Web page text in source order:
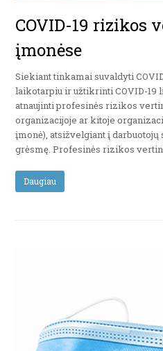
COVID-19 rizikos
įmonėse
Siekiant tinkamai suvaldyti
laikotarpiu ir užtikrinti COVID-19
atnaujinti profesinės rizikos
organizacijoje ar kitoje
įmonė), atsižvelgiant į darbuotojų
grėsmę. Profesinės rizikos
Daugiau